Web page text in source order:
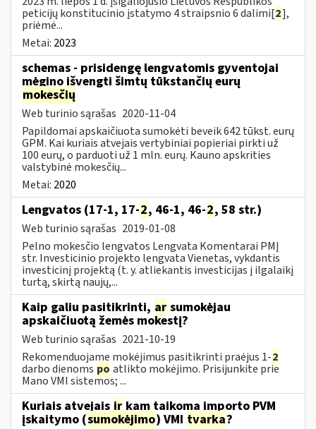
peticijų konstitucinio įstatymo 4 straipsnio 6 dalimi[2],
priėmė...
Metai: 2023
schemas - prisidengę lengvatomis gyventojai
mėgino išvengti šimtų tūkstančių eurų
mokesčių
Web turinio sąrašas 2020-11-04
Papildomai apskaičiuota sumokėti beveik 642 tūkst. eurų
GPM. Kai kuriais atvejais vertybiniai popieriai pirkti už
100 eurų, o parduoti už 1 mln. eurų. Kauno apskrities
valstybinė mokesčių...
Metai: 2020
Lengvatos (17-1, 17-2, 46-1, 46-2, 58 str.)
Web turinio sąrašas 2019-01-08
Pelno mokesčio lengvatos Lengvata Komentarai PMĮ
str. Investicinio projekto lengvata Vienetas, vykdantis
investicinį projektą (t. y. atliekantis investicijas į ilgalaikį
turtą, skirtą naujų,...
Kaip galiu pasitikrinti, ar sumokėjau
apskaičiuotą žemės mokestį?
Web turinio sąrašas 2021-10-19
Rekomenduojame mokėjimus pasitikrinti praėjus 1-2
darbo dienoms po atlikto mokėjimo. Prisijunkite prie
Mano VMI sistemos; ...
Kuriais atvejais ir kam taikoma importo PVM
įskaitymo (sumokėjimo) VMI tvarka?